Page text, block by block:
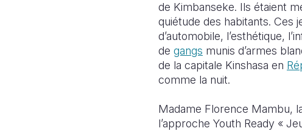
de Kimbanseke. Ils étaient
quiétude des habitants. Ces
d’automobile, l’esthétique,
de gangs munis d’armes
de la capitale Kinshasa en
comme la nuit.
Madame Florence Mambu,
l’approche Youth Ready «